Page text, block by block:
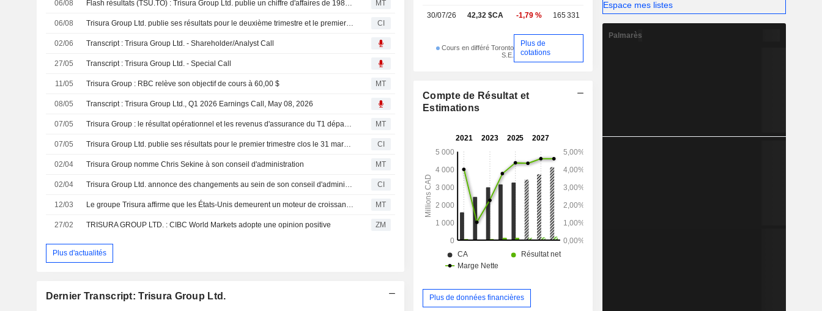
06/08 Flash résultats (TSU.TO) : Trisura Group Ltd. publie un chiffre d'affaires de 198,4 millions de dollars canadiens au deuxième trimestre MT
06/08 Trisura Group Ltd. publie ses résultats pour le deuxième trimestre et le premier semestre clos le 30 juin 2026 CI
02/06 Transcript : Trisura Group Ltd. - Shareholder/Analyst Call
27/05 Transcript : Trisura Group Ltd. - Special Call
11/05 Trisura Group : RBC relève son objectif de cours à 60,00 $ MT
08/05 Transcript : Trisura Group Ltd., Q1 2026 Earnings Call, May 08, 2026
07/05 Trisura Group : le résultat opérationnel et les revenus d'assurance du T1 dépassent les prévisions MT
07/05 Trisura Group Ltd. publie ses résultats pour le premier trimestre clos le 31 mars 2026 CI
02/04 Trisura Group nomme Chris Sekine à son conseil d'administration MT
02/04 Trisura Group Ltd. annonce des changements au sein de son conseil d'administration CI
12/03 Le groupe Trisura affirme que les États-Unis demeurent un moteur de croissance clé MT
27/02 TRISURA GROUP LTD. : CIBC World Markets adopte une opinion positive ZM
Plus d'actualités
Dernier Transcript: Trisura Group Ltd.
principalement en des programmes de garantie
30/07/26 42,32 $CA -1,79 % 165 331
Cours en différé Toronto
S.E.
Plus de
cotations
Compte de Résultat et
Estimations
Plus de données financières
Espace mes listes
Palmarès